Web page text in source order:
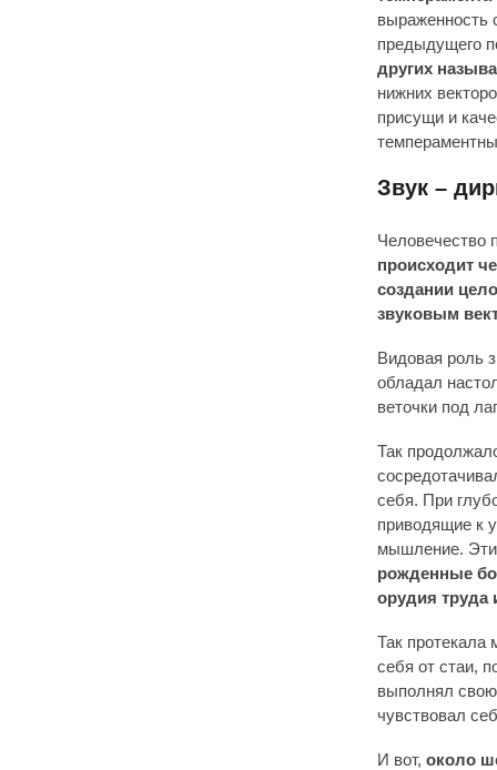
выраженность
предыдущего
других
нижних
присущи и
Звук –
Человечество
происходит
создании
звуковым
Видовая роль
обладал
веточки под
Так
себя. При
приводящие к
мышление. Эти
рожденные
орудия труда
Так протекала
себя от стаи,
выполнял
чувствовал
И вот, около